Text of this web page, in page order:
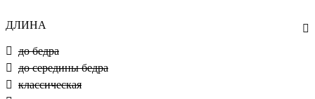
ДЛИНА
до бедра
до середины бедра
классическая